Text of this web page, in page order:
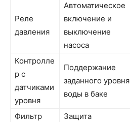
Реле
давления
Автоматическое
включение и
выключение
насоса
Контролле
р с
датчиками
уровня
Поддержание
заданного уровня
воды в баке
Фильтр
Защита